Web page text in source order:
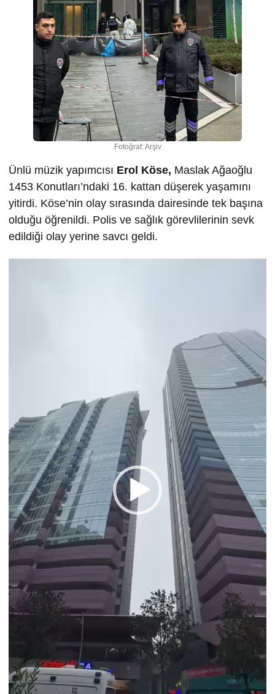
Fotoğraf: Arşiv
Ünlü müzik yapımcısı Erol Köse, Maslak Ağaoğlu
1453 Konutları’ndaki 16. kattan düşerek yaşamını
yitirdi. Köse’nin olay sırasında dairesinde tek başına
olduğu öğrenildi. Polis ve sağlık görevlilerinin sevk
edildiği olay yerine savcı geldi.